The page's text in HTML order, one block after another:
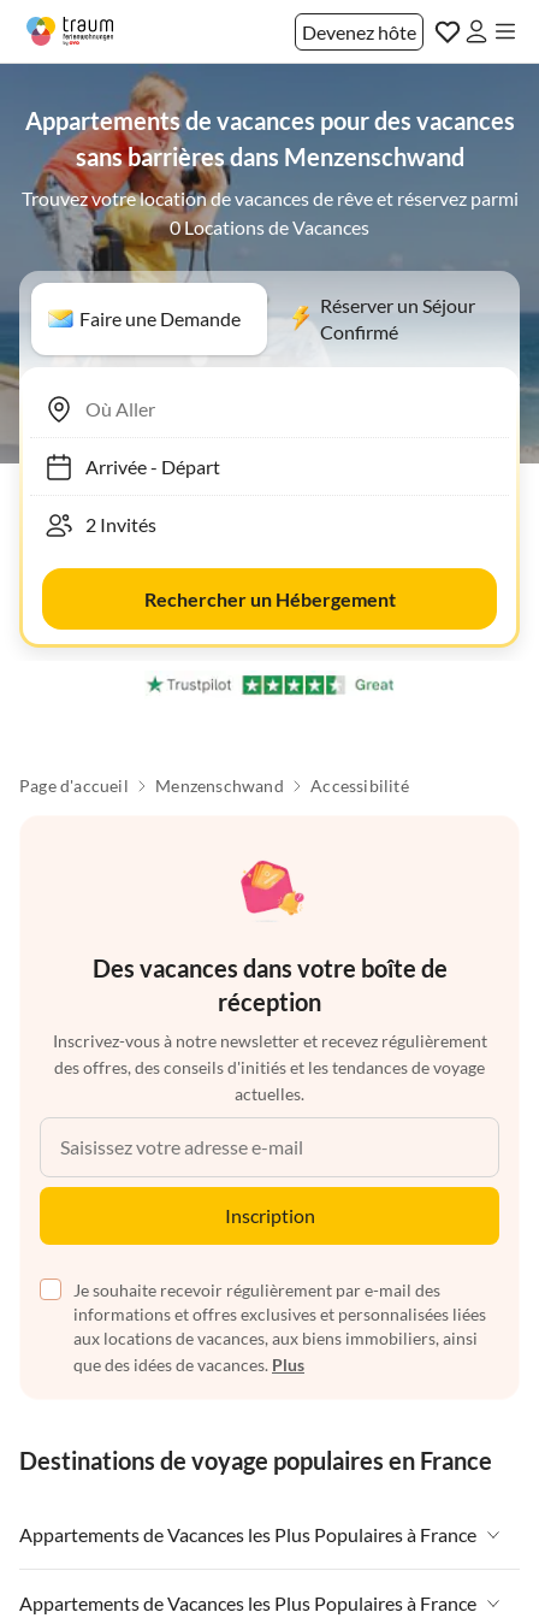
Devenez hôte
Appartements de vacances pour des vacances
sans barrières dans Menzenschwand
Trouvez votre location de vacances de rêve et réservez parmi
0 Locations de Vacances
Faire une Demande
Réserver un Séjour
Confirmé
Arrivée- Départ
Rechercher un Hébergement
Page d'accueil Menzenschwand Accessibilité
Des vacances dans votre boîte de
réception
Inscrivez-vous à notre newsletter et recevez régulièrement
des offres, des conseils d'initiés et les tendances de voyage
actuelles.
Inscription
Je souhaite recevoir régulièrement par e-mail des
informations et offres exclusives et personnalisées liées
aux locations de vacances, aux biens immobiliers, ainsi
que des idées de vacances. Plus
Destinations de voyage populaires en France
Appartements de Vacances les Plus Populaires à France
Appartements de Vacances à France
Appartements de Vacances les Plus Populaires à France